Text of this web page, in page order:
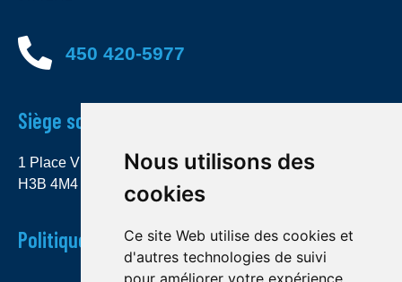
Nous utilisons des
cookies
Ce site Web utilise des cookies et
d'autres technologies de suivi
pour améliorer votre expérience
450 420-5977
Siège social
1 Place Ville Marie, bureau 4000 Montréal (Québec)
H3B 4M4
Politique de confidentialité